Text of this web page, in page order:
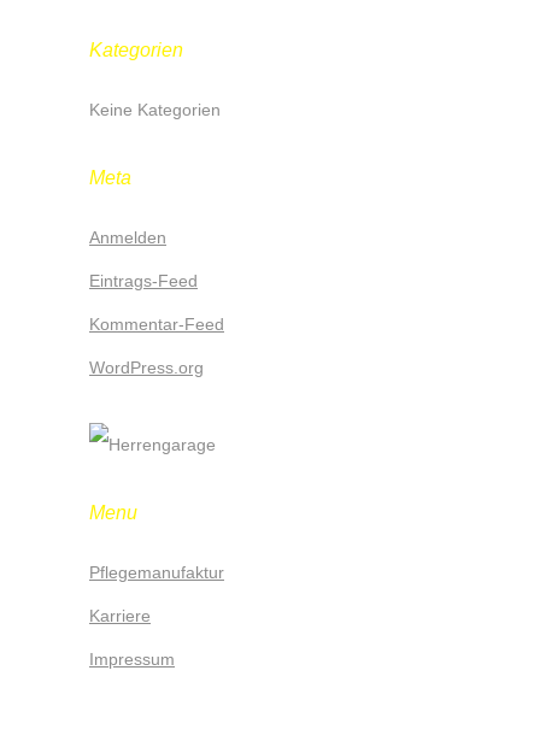
Kategorien
Keine Kategorien
Meta
Anmelden
Eintrags-Feed
Kommentar-Feed
WordPress.org
Menu
Pflegemanufaktur
Karriere
Impressum